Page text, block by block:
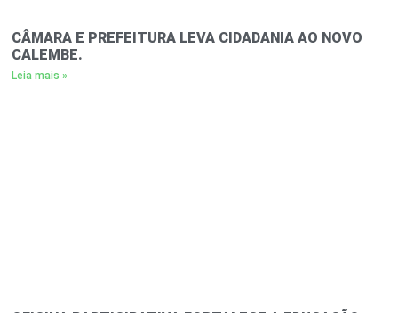
CÂMARA E PREFEITURA LEVA CIDADANIA AO NOVO
CALEMBE.
Leia mais »